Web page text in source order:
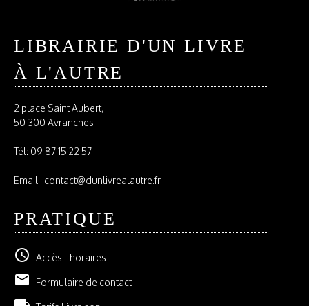
LIBRAIRIE D'UN LIVRE
À L'AUTRE
2 place Saint Aubert,
50 300 Avranches
Tél: 09 87 15 22 57
Email : contact@dunlivrealautre.fr
PRATIQUE
schedule Accès - horaires
email Formulaire de contact